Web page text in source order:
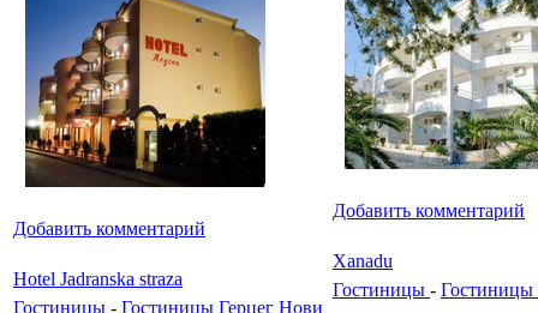
Добавить комментарий
Hotel Jadranska straza
Гостиницы - Гостиницы Герцег Нови
Добавить комментарий
Xanadu
Гостиницы - Гостиницы